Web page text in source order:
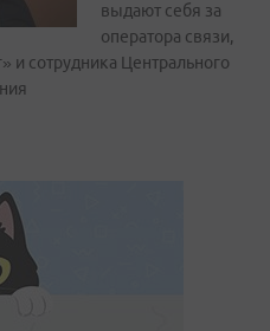
выдают себя за
оператора связи,
и сотрудника Центрального